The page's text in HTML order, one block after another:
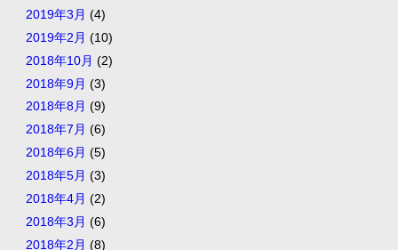
2019年3月 (4)
2019年2月 (10)
2018年10月 (2)
2018年9月 (3)
2018年8月 (9)
2018年7月 (6)
2018年6月 (5)
2018年5月 (3)
2018年4月 (2)
2018年3月 (6)
2018年2月 (8)